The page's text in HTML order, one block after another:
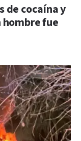
de cocaína y
hombre fue